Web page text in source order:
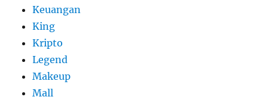
Keuangan
King
Kripto
Legend
Makeup
Mall